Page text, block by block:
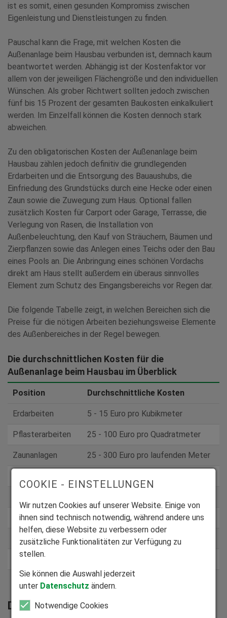
ist es somit, einen gesunden Kompromiss zwischen
Eigenleistung und Dienstleistungen zu finden.
Pauschal kann die Frage, mit welchen Kosten die
Außenanlage beim Hausbau verbunden ist, demnach kaum
beantwortet werden. Abhängig ist der Kostenfaktor vor
allem von der jeweiligen Flächengröße und den individuellen
Wünschen. Als grober Richtwert sollten jedoch zwischen
fünf bis 15 Prozent der gesamten Baukosten einkalkuliert
werden. Im Einzelfall können die Kosten dennoch stark
abweichen.
Zu den obligatorischen Kosten der Außenanlage beim
Hausbau zählen jedoch definitiv die grundlegenden
Erdarbeiten und die Entsorgung des Bauaushubs, die
Einfriedung des Grundstücks durch eine Hecke oder einen
Zaun sowie die Zuwegung zum Haus. Optional fallen
zusätzlich Kosten für Carport oder Garage, Terrasse, die
Verlegung von Rasen, die Installation von
Außenbeleuchtung, den Kauf von Sträuchern, Bäumen und
Zierpflanzen sowie das Anlegen eines Teichs oder den Bau
eines Pools an. Die Anbringung eines schönen Vordachs
direkt am Haus stellt außerdem ein überaus sinnvolles
Element zum Schutz des Eingangsbereichs vor Regen dar.
Die folgende Tabelle zeigt, in welchen Bereichen sich die
Preise für die nötigen Arbeiten beziehungsweise Elemente
des Außenbereiches in der Regel bewegen.
Die durchschnittlichen Kosten für die
Außenanlage beim Hausbau im Überblick
Position Durchschnittliche Kosten
Erdarbeiten 5 - 15 Euro pro Kubikmeter
Pflasterarbeiten 25 - 100 Euro pro Quadratmeter
Zaunanlagen 25 - 300 Euro pro laufenden Meter
Bepflanzung 30 - 100 Euro pro Quadratmeter
Bau eines Pools 650 - 7.000 Euro
Carport
5.000 - 50.000 Euro
Die wichtigsten Schritte bei der Planung
COOKIE - EINSTELLUNGEN
Wir nutzen Cookies auf unserer Website. Einige von
ihnen sind technisch notwendig, während andere uns
helfen, diese Website zu verbessern oder
zusätzliche Funktionalitäten zur Verfügung zu
stellen.
Sie können die Auswahl jederzeit
unter Datenschutz ändern.
Notwendige Cookies